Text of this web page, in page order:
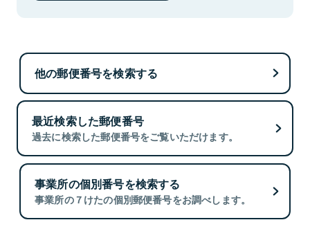
他の郵便番号を検索する
最近検索した郵便番号
過去に検索した郵便番号をご覧いただけます。
事業所の個別番号を検索する
事業所の７けたの個別郵便番号をお調べします。